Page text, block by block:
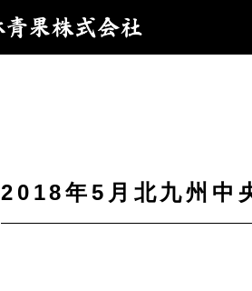
2018年5月北九州中